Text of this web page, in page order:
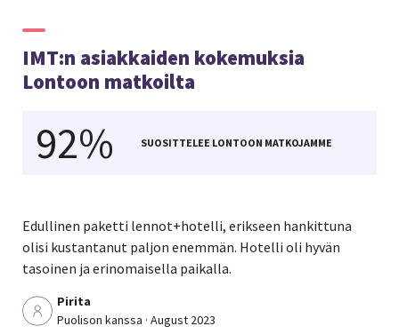
IMT:n asiakkaiden kokemuksia
Lontoon matkoilta
Edullinen paketti lennot+hotelli, erikseen hankittuna
olisi kustantanut paljon enemmän. Hotelli oli hyvän
tasoinen ja erinomaisella paikalla.
Pirita
Puolison kanssa · August 2023
92% SUOSITTELEE LONTOON MATKOJAMME